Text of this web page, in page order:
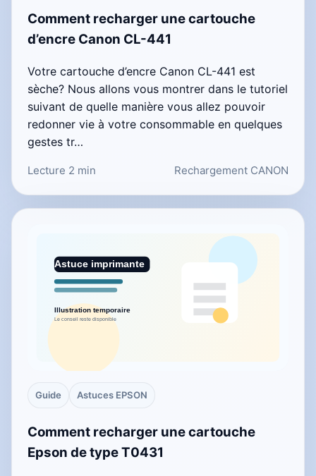
Comment recharger une cartouche
d’encre Canon CL-441
Votre cartouche d’encre Canon CL-441 est
sèche? Nous allons vous montrer dans le tutoriel
suivant de quelle manière vous allez pouvoir
redonner vie à votre consommable en quelques
gestes tr…
Lecture 2 min Rechargement CANON
Guide Astuces EPSON
Comment recharger une cartouche
Epson de type T0431